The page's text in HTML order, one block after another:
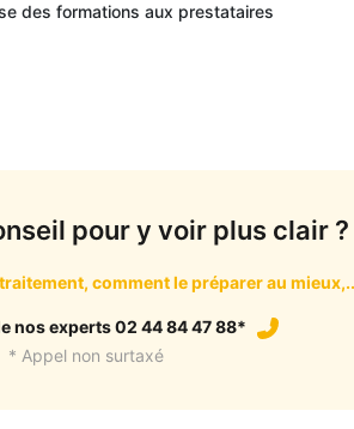
des formations aux prestataires
pour y voir plus clair ?
comment le préparer au
nos experts 02 44 84 47 88*
* Appel non surtaxé